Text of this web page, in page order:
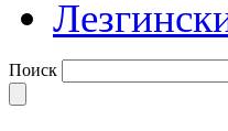
Поиск